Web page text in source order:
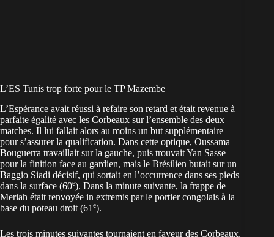
L’ES Tunis trop forte pour le TP Mazembe
L’Espérance avait réussi à refaire son retard et était revenue à
parfaite égalité avec les Corbeaux sur l’ensemble des deux
matches. Il lui fallait alors au moins un but supplémentaire
pour s’assurer la qualification. Dans cette optique, Oussama
Bouguerra travaillait sur la gauche, puis trouvait Yan Sasse
pour la finition face au gardien, mais le Brésilien butait sur un
Baggio Siadi décisif, qui sortait en l’occurrence dans ses pieds
dans la surface (60e). Dans la minute suivante, la frappe de
Meriah était renvoyée in extremis par le portier congolais à la
base du poteau droit (61 e).
Les trois minutes suivantes tournaient en faveur des Corbeaux,